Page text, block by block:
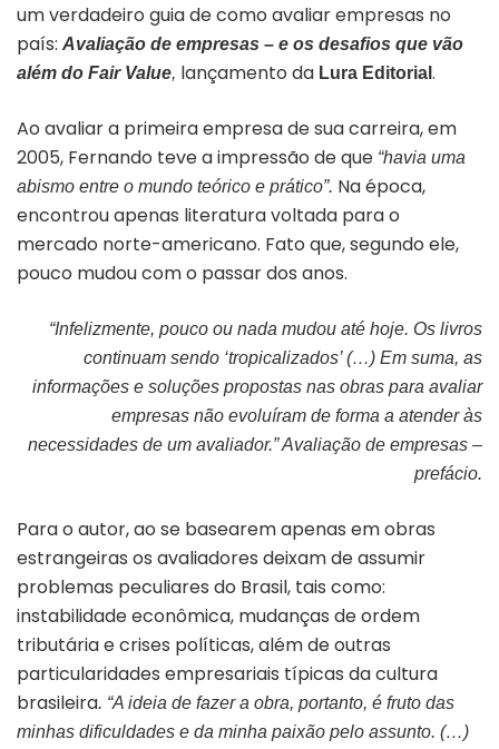
um verdadeiro guia de como avaliar empresas no
país: Avaliação de empresas – e os desafios que vão
além do Fair Value, lançamento da Lura Editorial .
Ao avaliar a primeira empresa de sua carreira, em
2005, Fernando teve a impressão de que “havia uma
abismo entre o mundo teórico e prático”. Na época,
encontrou apenas literatura voltada para o
mercado norte-americano. Fato que, segundo ele,
pouco mudou com o passar dos anos.
“Infelizmente, pouco ou nada mudou até hoje. Os livros
continuam sendo ‘tropicalizados’ (…) Em suma, as
informações e soluções propostas nas obras para avaliar
empresas não evoluíram de forma a atender às
necessidades de um avaliador.” Avaliação de empresas –
prefácio.
Para o autor, ao se basearem apenas em obras
estrangeiras os avaliadores deixam de assumir
problemas peculiares do Brasil, tais como:
instabilidade econômica, mudanças de ordem
tributária e crises políticas, além de outras
particularidades empresariais típicas da cultura
brasileira. “A ideia de fazer a obra, portanto, é fruto das
minhas dificuldades e da minha paixão pelo assunto. (…)